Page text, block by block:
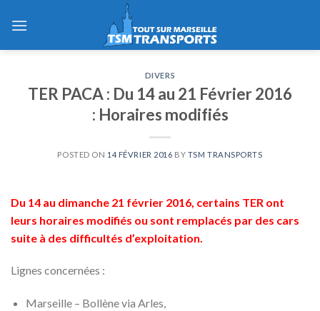
DIVERS
TER PACA : Du 14 au 21 Février 2016
: Horaires modifiés
POSTED ON 14 FÉVRIER 2016 BY TSM TRANSPORTS
Du 14 au dimanche 21 février 2016, certains TER ont
leurs horaires modifiés ou sont remplacés par des cars
suite à des difficultés d’exploitation.
Lignes concernées :
Marseille – Bollène via Arles,